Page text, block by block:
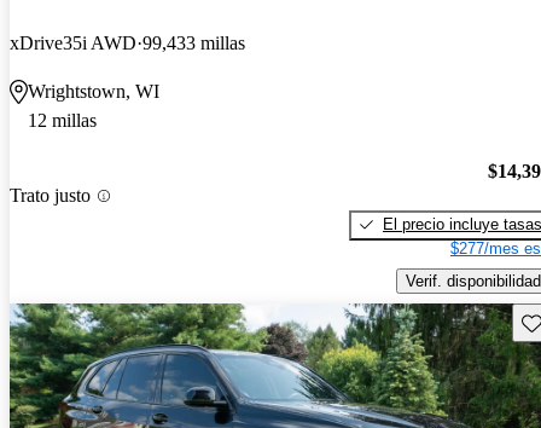
xDrive35i AWD 99,433 millas
Wrightstown, WI
12 millas
Trato justo
El precio incluye tasas
$277/mes
Verif. disponibilidad